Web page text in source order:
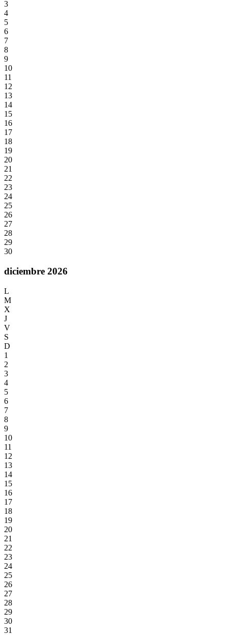
3
4
5
6
7
8
9
10
11
12
13
14
15
16
17
18
19
20
21
22
23
24
25
26
27
28
29
30
diciembre 2026
L
M
X
J
V
S
D
1
2
3
4
5
6
7
8
9
10
11
12
13
14
15
16
17
18
19
20
21
22
23
24
25
26
27
28
29
30
31